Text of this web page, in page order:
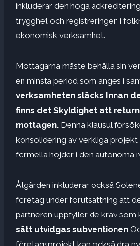
inkluderar den höga
trygghet och registreringen i
ekonomisk verksamhet.
Mottagarna måste behålla sin
en minsta period som anges i
verksamheten släcks Innan
finns det Skyldighet att
mottagen. Denna klausul
konsolidering av verkliga projekt
formella höjder i den autonoma
Åtgärden inkluderar också
företag under förutsättning att
partneren uppfyller de krav som
sätt utvidgas subventionen
företagsprojekt kan också dra